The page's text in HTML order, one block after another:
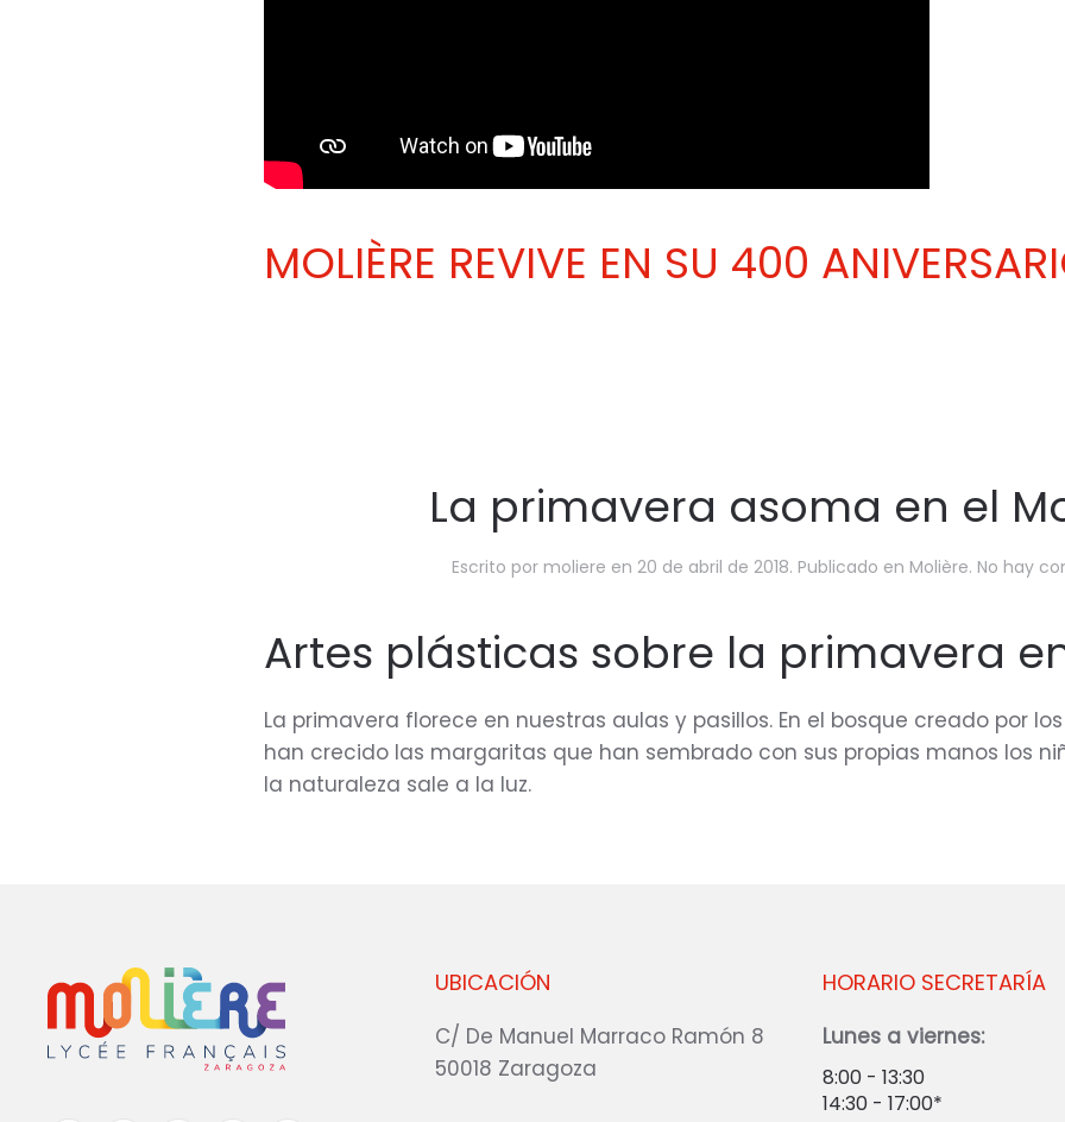
MOLIÈRE REVIVE EN SU 400
La primavera asoma en el
Escrito por moliere en 20 de abril de 2018. Publicado en Molière. No hay
Artes plásticas sobre la primavera
La primavera florece en nuestras aulas y pasillos. En el bosque creado por
han crecido las margaritas que han sembrado con sus propias manos los
la naturaleza sale a la luz.
UBICACIÓN
C/ De Manuel Marraco Ramón 8
50018 Zaragoza
HORARIO SECRETARÍA
Lunes a viernes:
8:00 - 13:30
14:30 - 17:00*